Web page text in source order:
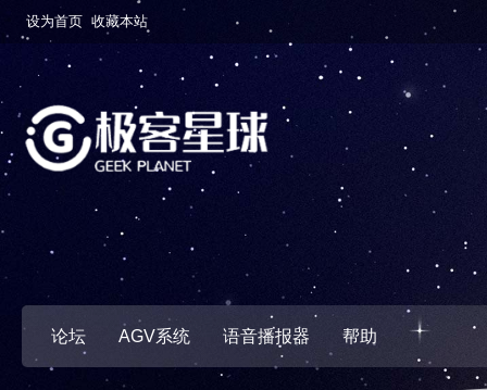
设为首页 收藏本站
论坛 AGV系统 语音播报器 帮助